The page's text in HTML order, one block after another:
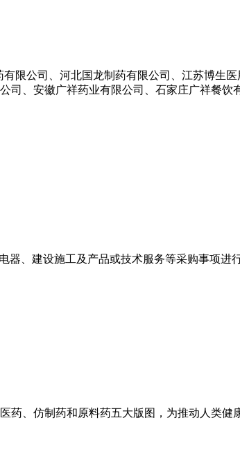
限公司、河北国龙制药有限公司、江苏博生
、安徽广祥药业有限公司、石家庄广祥餐饮
、建设施工及产品或技术服务等采购事项进
、仿制药和原料药五大版图，为推动人类健